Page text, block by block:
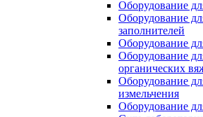
Оборудование
Оборудование
заполнителей
Оборудование
Оборудование
органических
Оборудование
измельчения
Оборудование